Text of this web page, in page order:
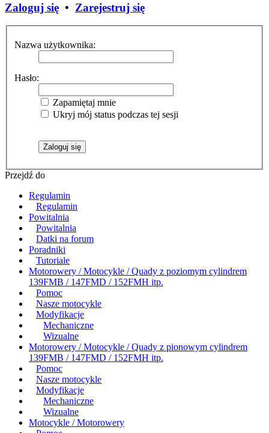
Zaloguj się • Zarejestruj się
Nazwa użytkownika:
Hasło:
Zapamiętaj mnie
Ukryj mój status podczas tej sesji
Przejdź do
Regulamin
Regulamin
Powitalnia
Powitalnia
Datki na forum
Poradniki
Tutoriale
Motorowery / Motocykle / Quady z poziomym cylindrem
139FMB / 147FMD / 152FMH itp.
Pomoc
Nasze motocykle
Modyfikacje
Mechaniczne
Wizualne
Motorowery / Motocykle / Quady z pionowym cylindrem
139FMB / 147FMD / 152FMH itp.
Pomoc
Nasze motocykle
Modyfikacje
Mechaniczne
Wizualne
Motocykle / Motorowery